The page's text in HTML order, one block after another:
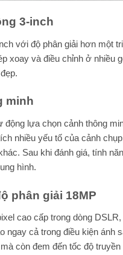
3-inch
với độ phân giải hơn một
xoay và điều chỉnh ở nhiều
minh
lựa chọn cảnh thông
nhiều yếu tố của cảnh
Sau khi đánh giá, tính
hình.
phân giải 18MP
cao cấp trong dòng
cả trong điều kiện ánh
còn đem đến tốc độ